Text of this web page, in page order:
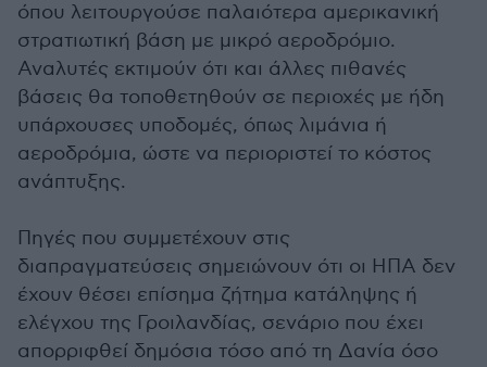
όπου λειτουργούσε παλαιότερα αμερικανική
στρατιωτική βάση με μικρό αεροδρόμιο.
Αναλυτές εκτιμούν ότι και άλλες πιθανές
βάσεις θα τοποθετηθούν σε περιοχές με ήδη
υπάρχουσες υποδομές, όπως λιμάνια ή
αεροδρόμια, ώστε να περιοριστεί το κόστος
ανάπτυξης.
Πηγές που συμμετέχουν στις
διαπραγματεύσεις σημειώνουν ότι οι ΗΠΑ δεν
έχουν θέσει επίσημα ζήτημα κατάληψης ή
ελέγχου της Γροιλανδίας, σενάριο που έχει
απορριφθεί δημόσια τόσο από τη Δανία όσο